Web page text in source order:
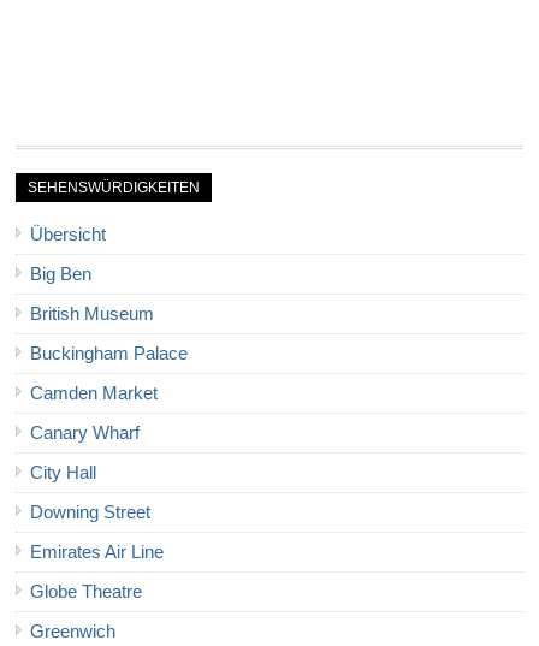
SEHENSWÜRDIGKEITEN
Übersicht
Big Ben
British Museum
Buckingham Palace
Camden Market
Canary Wharf
City Hall
Downing Street
Emirates Air Line
Globe Theatre
Greenwich